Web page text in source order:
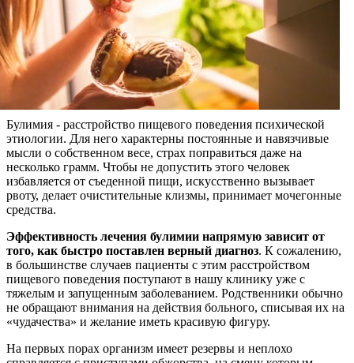
Булимия - расстройство пищевого поведения психической
этиологии. Для него характерны постоянные и навязчивые
мысли о собственном весе, страх поправиться даже на
несколько грамм. Чтобы не допустить этого человек
избавляется от съеденной пищи, искусственно вызывает
рвоту, делает очистительные клизмы, принимает мочегонные
средства.
Эффективность лечения булимии напрямую зависит от
того, как быстро поставлен верный диагноз. К сожалению,
в большинстве случаев пациенты с этим расстройством
пищевого поведения поступают в нашу клинику уже с
тяжелым и запущенным заболеванием. Родственники обычно
не обращают внимания на действия больного, списывая их на
«чудачества» и желание иметь красивую фигуру.
На первых порах организм имеет резервы и неплохо